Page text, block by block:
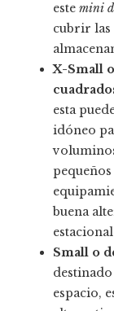
este mini
cubrir las
X-Small
esta
idóneo
buena
Small o
espacio,